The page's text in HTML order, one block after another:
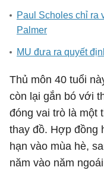
Paul Scholes chỉ ra
Palmer
MU đưa ra quyết
Thủ môn 40 tuổi
còn lại gắn bó với
đóng vai trò là một
thay đồ. Hợp đồng
hạn vào mùa hè,
năm vào năm